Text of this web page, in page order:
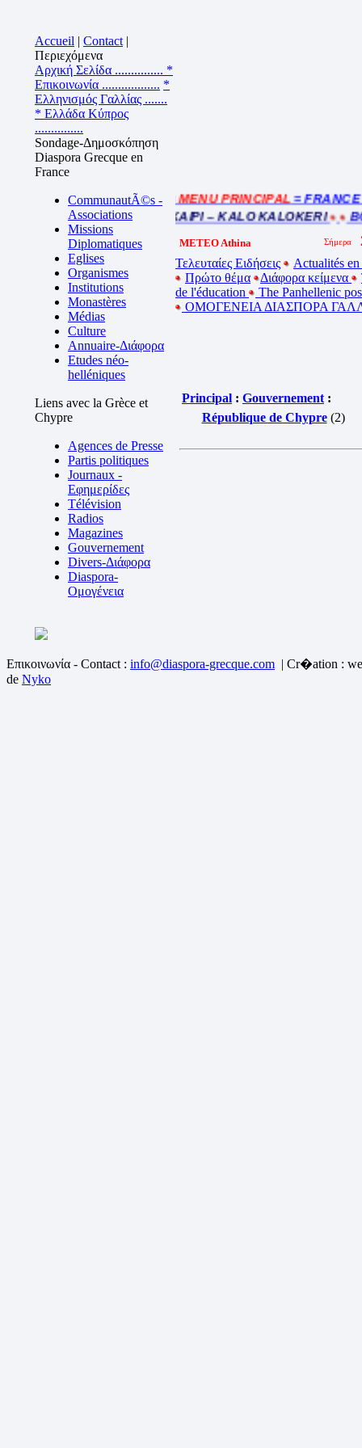
Accueil | Contact |
Περιεχόμενα
Αρχική Σελίδα ............... *
Επικοινωνία .................. *
Ελληνισμός Γαλλίας .......
* Ελλάδα Κύπρος
...............
Sondage-Δημοσκόπηση
Diaspora Grecque en
France
CommunautÃ©s -
Associations
Missions
Diplomatiques
Eglises
Organismes
Institutions
Monastères
Médias
Culture
Annuaire-Διάφορα
Etudes néo-
helléniques
Liens avec la Grèce et
Chypre
Agences de Presse
Partis politiques
Journaux -
Εφημερίδες
Télévision
Radios
Magazines
Gouvernement
Divers-Διάφορα
Diaspora-
Ομογένεια
Cliquez sur la bande annonce = MENU PRINCIPAL= FRANCE
BEL ETE – ΚΑΛΟ ΚΑΛΟΚΑΙΡΙ – KALO KALOKERI
METEO Athina
Τελευταίες Ειδήσεις
Actualités
Πρώτο θέμα
Διάφορα κείμενα
de l'éducation
The Panhellenic
ΟΜΟΓΕΝΕΙΑ ΔΙΑΣΠΟΡΑ
Principal : Gouvernement :
République de Chypre(2)
Επικοινωνία - Contact : info@diaspora-grecque.com | Cr�ation :
de Nyko